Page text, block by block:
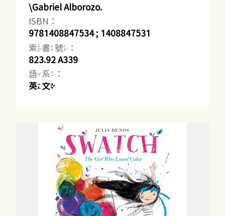
\Gabriel Alborozo.
ISBN：
9781408847534 ; 1408847531
索書號：
823.92 A339
語系：
英文